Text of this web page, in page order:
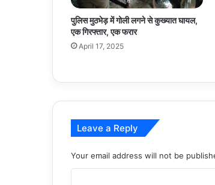
पुलिस मुठभेड़ में गोली लगने से कुख्यात घायल,
एक गिरफ्तार, एक फरार
April 17, 2025
Leave a Reply
Your email address will not be